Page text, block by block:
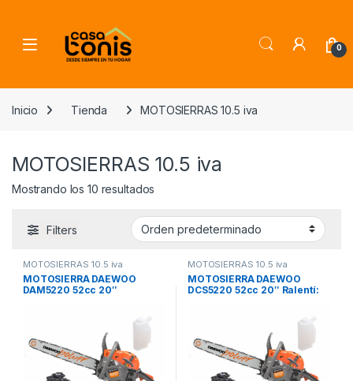
0
Inicio Tienda MOTOSIERRAS 10.5 iva
MOTOSIERRAS 10.5 iva
Mostrando los 10 resultados
Filters
MOTOSIERRAS 10.5 iva
MOTOSIERRA DAEWOO
DAM5220 52cc 20″
MOTOSIERRAS 10.5 iva
MOTOSIERRA DAEWOO
DCS5220 52cc 20″ Ralentí: